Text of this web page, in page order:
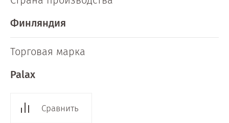
Финляндия
Торговая марка
Palax
Сравнить